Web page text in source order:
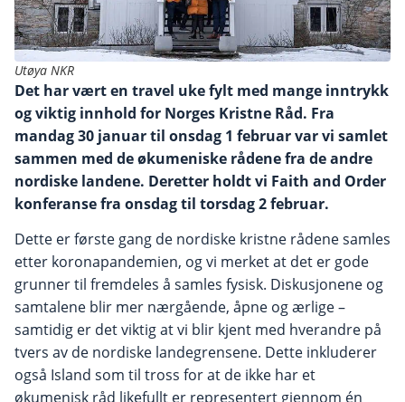
Utøya NKR
Det har vært en travel uke fylt med mange inntrykk
og viktig innhold for Norges Kristne Råd. Fra
mandag 30 januar til onsdag 1 februar var vi samlet
sammen med de økumeniske rådene fra de andre
nordiske landene. Deretter holdt vi Faith and Order
konferanse fra onsdag til torsdag 2 februar.
Dette er første gang de nordiske kristne rådene samles
etter koronapandemien, og vi merket at det er gode
grunner til fremdeles å samles fysisk. Diskusjonene og
samtalene blir mer nærgående, åpne og ærlige –
samtidig er det viktig at vi blir kjent med hverandre på
tvers av de nordiske landegrensene. Dette inkluderer
også Island som til tross for at de ikke har et
økumenisk råd likefullt er representert gjennom én